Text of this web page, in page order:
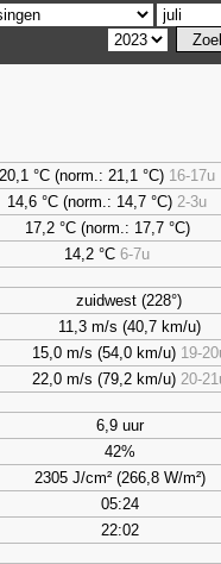
20,1 °C (norm.: 21,1 °C) 16-17u
14,6 °C (norm.: 14,7 °C) 2-3u
17,2 °C (norm.: 17,7 °C)
14,2 °C 6-7u
zuidwest (228°)
11,3 m/s (40,7 km/u)
15,0 m/s (54,0 km/u) 19-
22,0 m/s (79,2 km/u) 20-
6,9 uur
42%
2305 J/cm² (266,8 W/m²)
05:24
22:02